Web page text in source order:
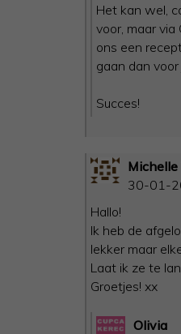
Het kan wel,
voor, maar via
ons een
gaan dan voor
Succes!
30-01-
Hallo!
Ik heb de
lekker maar
Laat ik ze te
Groetjes! xx
Olivia